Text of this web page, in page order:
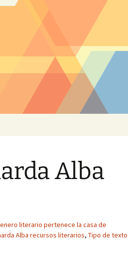
Alba
literario pertenece la casa de
Alba recursos literarios, Tipo de texto